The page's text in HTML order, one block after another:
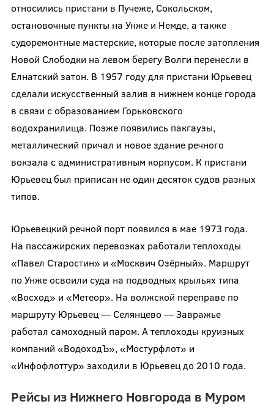
относились пристани в Пучеже, Сокольском,
остановочные пункты на Унже и Немде, а также
судоремонтные мастерские, которые после затопления
Новой Слободки на левом берегу Волги перенесли в
Елнатский затон. В 1957 году для пристани Юрьевец
сделали искусственный залив в нижнем конце города
в связи с образованием Горьковского
водохранилища. Позже появились пакгаузы,
металлический причал и новое здание речного
вокзала с административным корпусом. К пристани
Юрьевец был приписан не один десяток судов разных
типов.
Юрьевецкий речной порт появился в мае 1973 года.
На пассажирских перевозках работали теплоходы
«Павел Старостин» и «Москвич Озёрный». Маршрут
по Унже освоили суда на подводных крыльях типа
«Восход» и «Метеор». На волжской переправе по
маршруту Юрьевец — Селянцево — Завражье
работал самоходный паром. А теплоходы круизных
компаний «ВодоходЪ», «Мостурфлот» и
«Инфофлоттур» заходили в Юрьевец до 2010 года.
Рейсы из Нижнего Новгорода в Муром